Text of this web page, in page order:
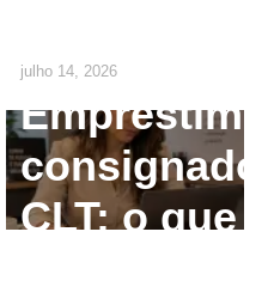
julho 14, 2026
Empréstimo
consignado
CLT: o que